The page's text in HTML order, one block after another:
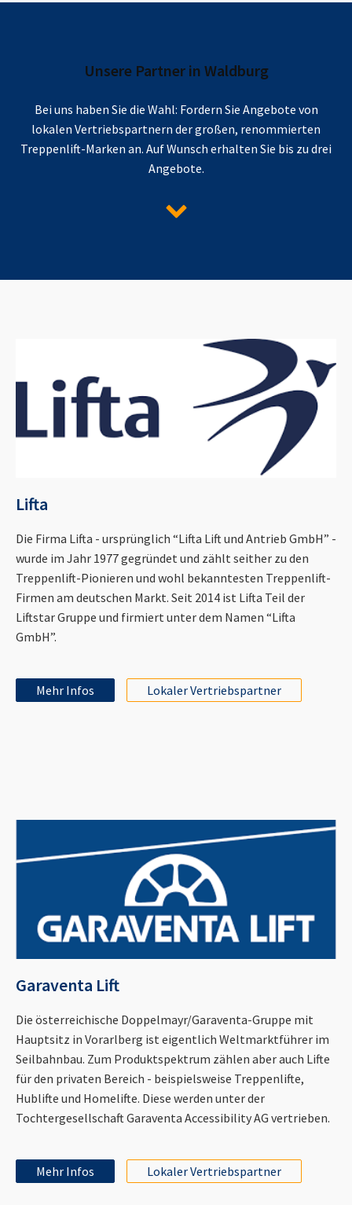
Unsere Partner in Waldburg
Bei uns haben Sie die Wahl: Fordern Sie Angebote von
lokalen Vertriebspartnern der großen, renommierten
Treppenlift-Marken an. Auf Wunsch erhalten Sie bis zu drei
Angebote.
Lifta
Die Firma Lifta - ursprünglich “Lifta Lift und Antrieb GmbH” -
wurde im Jahr 1977 gegründet und zählt seither zu den
Treppenlift-Pionieren und wohl bekanntesten Treppenlift-
Firmen am deutschen Markt. Seit 2014 ist Lifta Teil der
Liftstar Gruppe und firmiert unter dem Namen “Lifta
GmbH”.
Mehr Infos Lokaler Vertriebspartner
Garaventa Lift
Die österreichische Doppelmayr/Garaventa-Gruppe mit
Hauptsitz in Vorarlberg ist eigentlich Weltmarktführer im
Seilbahnbau. Zum Produktspektrum zählen aber auch Lifte
für den privaten Bereich - beispielsweise Treppenlifte,
Hublifte und Homelifte. Diese werden unter der
Tochtergesellschaft Garaventa Accessibility AG vertrieben.
Mehr Infos Lokaler Vertriebspartner